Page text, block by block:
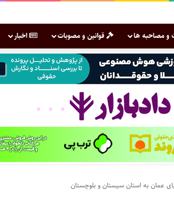
و مصاحبه ها قوانین و مصوبات اخبار
عمان به استان سیستان و بلوچستان